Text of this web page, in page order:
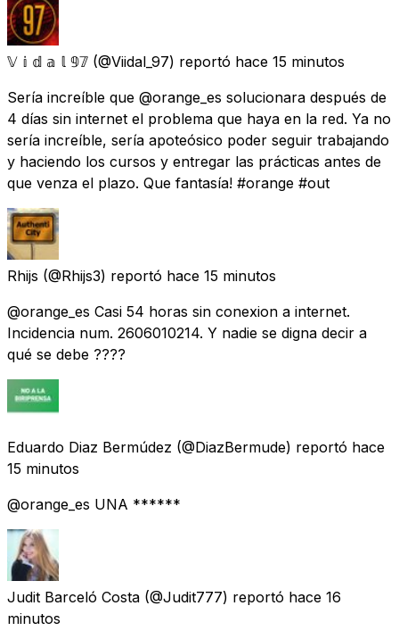
𝕍 𝕚 𝕕 𝕒 𝕝 𝟡𝟟 (@Viidal_97) reportó hace 15 minutos
Sería increíble que @orange_es solucionara después de
4 días sin internet el problema que haya en la red. Ya no
sería increíble, sería apoteósico poder seguir trabajando
y haciendo los cursos y entregar las prácticas antes de
que venza el plazo. Que fantasía! #orange #out
Rhijs (@Rhijs3) reportó hace 15 minutos
@orange_es Casi 54 horas sin conexion a internet.
Incidencia num. 2606010214. Y nadie se digna decir a
qué se debe ????
Eduardo Diaz Bermúdez (@DiazBermude) reportó hace
15 minutos
@orange_es UNA ******
Judit Barceló Costa (@Judit777) reportó hace 16
minutos